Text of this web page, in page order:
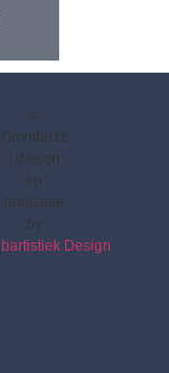
©
Omnibuzz
| design
en
realisatie
by
bartistiek Design